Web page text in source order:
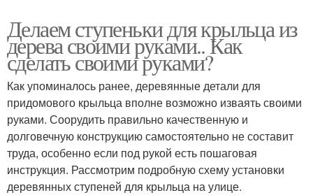
Делаем ступеньки для крыльца из
дерева своими руками.. Как
сделать своими руками?
Как упоминалось ранее, деревянные детали для
придомового крыльца вполне возможно изваять своими
руками. Соорудить правильно качественную и
долговечную конструкцию самостоятельно не составит
труда, особенно если под рукой есть пошаговая
инструкция. Рассмотрим подробную схему установки
деревянных ступеней для крыльца на улице.